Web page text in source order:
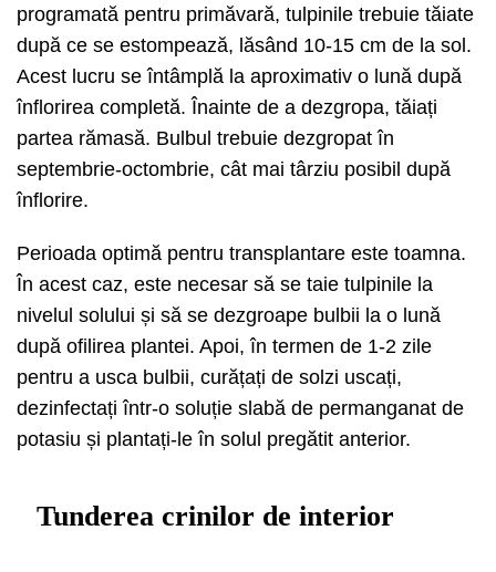
programată pentru primăvară, tulpinile trebuie tăiate
după ce se estompează, lăsând 10-15 cm de la sol.
Acest lucru se întâmplă la aproximativ o lună după
înflorirea completă. Înainte de a dezgropa, tăiați
partea rămasă. Bulbul trebuie dezgropat în
septembrie-octombrie, cât mai târziu posibil după
înflorire.
Perioada optimă pentru transplantare este toamna.
În acest caz, este necesar să se taie tulpinile la
nivelul solului și să se dezgroape bulbii la o lună
după ofilirea plantei. Apoi, în termen de 1-2 zile
pentru a usca bulbii, curățați de solzi uscați,
dezinfectați într-o soluție slabă de permanganat de
potasiu și plantați-le în solul pregătit anterior.
Tunderea crinilor de interior